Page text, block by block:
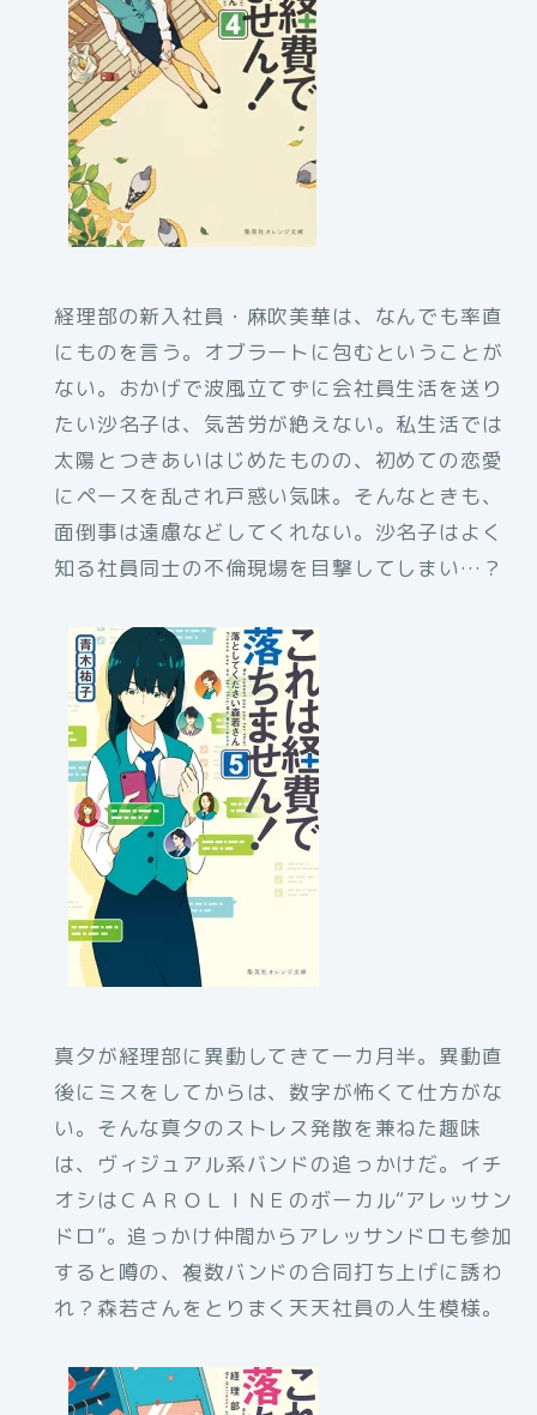
経理部の新入社員・麻吹美華は、なんでも率直
にものを言う。オブラートに包むということが
ない。おかげで波風立てずに会社員生活を送り
たい沙名子は、気苦労が絶えない。私生活では
太陽とつきあいはじめたものの、初めての恋愛
にペースを乱され戸惑い気味。そんなときも、
面倒事は遠慮などしてくれない。沙名子はよく
知る社員同士の不倫現場を目撃してしまい…？
真夕が経理部に異動してきて一カ月半。異動直
後にミスをしてからは、数字が怖くて仕方がな
い。そんな真夕のストレス発散を兼ねた趣味
は、ヴィジュアル系バンドの追っかけだ。イチ
オシはＣＡＲＯＬＩＮＥのボーカル“アレッサン
ドロ”。追っかけ仲間からアレッサンドロも参加
すると噂の、複数バンドの合同打ち上げに誘わ
れ？森若さんをとりまく天天社員の人生模様。